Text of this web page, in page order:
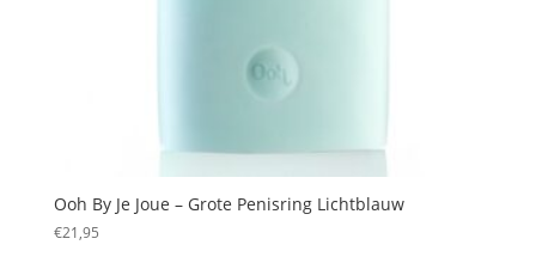
Ooh By Je Joue – Grote Penisring Lichtblauw
€21,95